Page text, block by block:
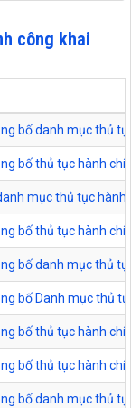
công khai
bố danh mục thủ
bố thủ tục hành
mục thủ tục
bố thủ tục hành
bố danh mục thủ
bố Danh mục thủ
bố thủ tục hành
bố thủ tục hành
bố danh mục thủ